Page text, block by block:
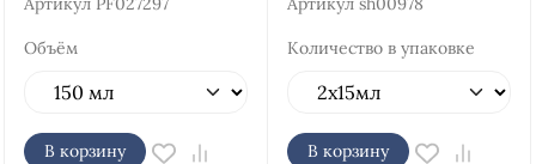
Объём
В корзину
Количество в упаковке
В корзину